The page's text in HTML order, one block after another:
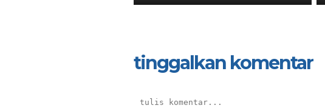
tinggalkan komentar